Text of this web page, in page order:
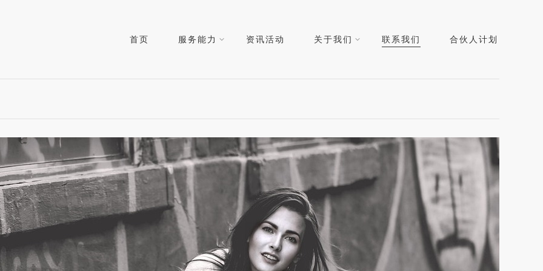
首页 服务能力 资讯活动 关于我们 联系我们 合伙人计划